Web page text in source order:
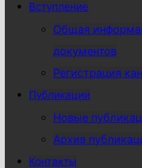
Вступление
Общая
документов
Регистрация
Публикации
Новые
Архив
Контакты